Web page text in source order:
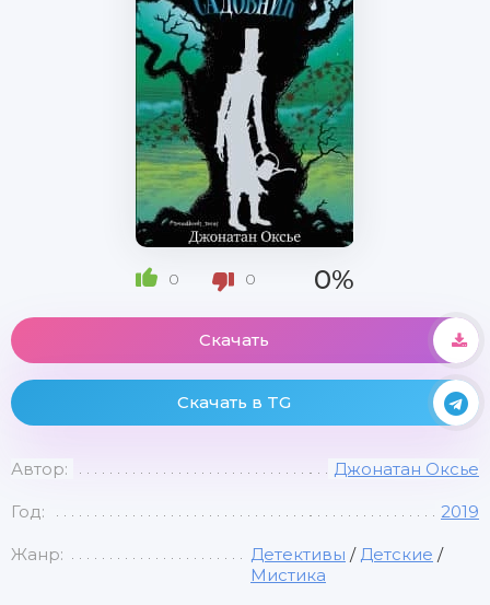
0 0 0%
Скачать
Скачать в TG
Автор: Джонатан Оксье
Год: 2019
Жанр: Детективы / Детские /
Мистика